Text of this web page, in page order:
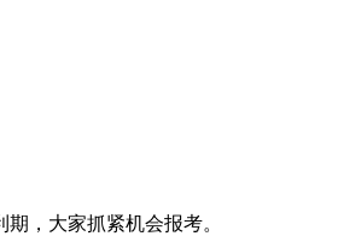
，大家抓紧机会报考。